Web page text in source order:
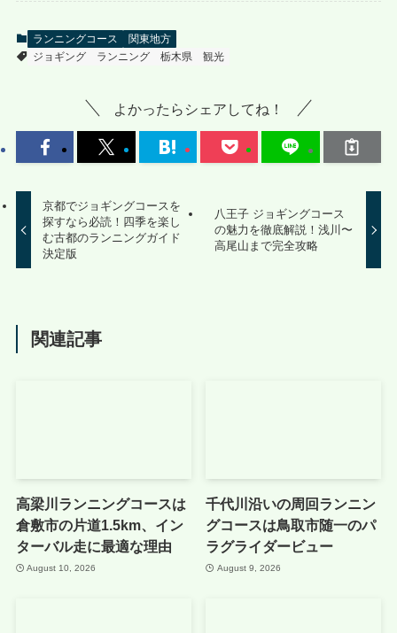
ランニングコース
関東地方
ジョギング
ランニング 栃木県 観光
よかったらシェアしてね！
京都でジョギングコースを
探すなら必読！四季を楽し
む古都のランニングガイド
決定版
八王子 ジョギングコース
の魅力を徹底解説！浅川〜
高尾山まで完全攻略
関連記事
高梁川ランニングコースは
倉敷市の片道1.5km、イン
ターバル走に最適な理由
August 10, 2026
千代川沿いの周回ランニン
グコースは鳥取市随一のパ
ラグライダービュー
August 9, 2026